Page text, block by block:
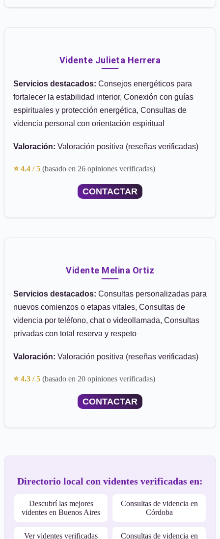
Vidente Julieta Herrera
Servicios destacados: Consejos energéticos para
fortalecer la estabilidad interior, Conexión con guías
espirituales y protección energética, Consultas de
videncia personal con orientación espiritual
Valoración: Valoración positiva (reseñas verificadas)
⭐ 4.4 / 5 (basado en 26 opiniones verificadas)
CONTACTAR
Vidente Melina Ortiz
Servicios destacados: Consultas personalizadas para
nuevos comienzos o etapas vitales, Consultas de
videncia por teléfono, chat o videollamada, Consultas
privadas con total reserva y respeto
Valoración: Valoración positiva (reseñas verificadas)
⭐ 4.3 / 5 (basado en 20 opiniones verificadas)
CONTACTAR
Directorio local con videntes verificadas en:
Descubrí las mejores
videntes en Buenos Aires
Consultas de videncia en
Córdoba
Ver videntes verificadas Consultas de videncia en